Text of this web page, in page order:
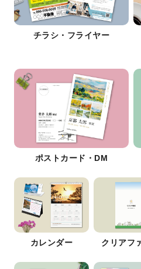
チラシ・フライヤー
ポストカード・DM
カレンダー クリアフ